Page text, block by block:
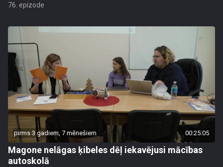
76. epizode
pirms 3 gadiem, 7 mēnešiem 00:25:05
Magone nelāgas ķibeles dēļ iekavējusi mācības
autoskolā